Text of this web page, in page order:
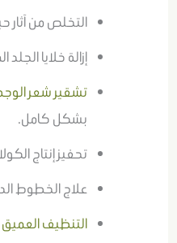
التخلص من آثار
إزالة خلايا
تشقير شعر
بشكل كامل.
تحفيز إنتاج
علاج الخطوط
التنظيف